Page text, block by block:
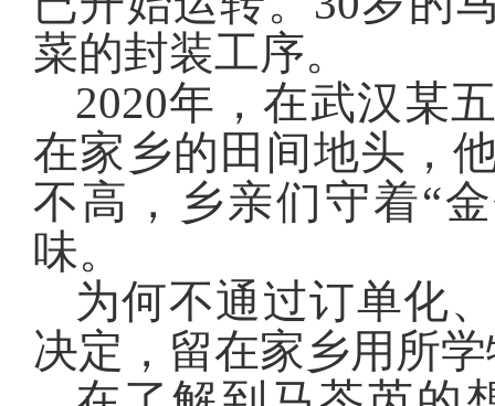
菜的封装工序。
2020年，在武汉某
在家乡的田间地头，
不高，乡亲们守着“
味。
为何不通过订单化
决定，留在家乡用所